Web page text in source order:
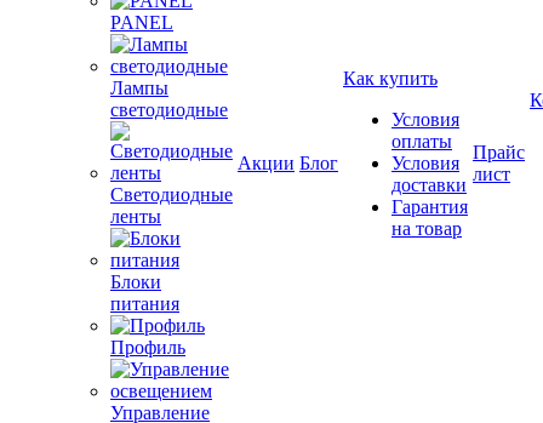
PANEL
Лампы
светодиодные
Светодиодные
ленты
Блоки
питания
Профиль
Управление
Акции Блог
Как купить
Условия
оплаты
Условия
доставки
Гарантия
на товар
Прайс
лист